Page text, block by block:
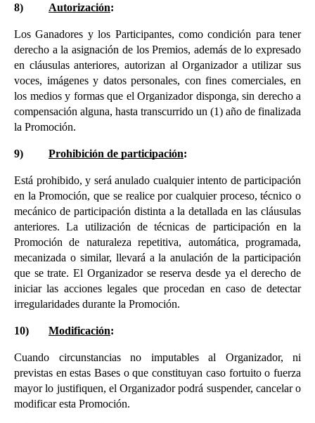
8) Autorización:
Los Ganadores y los Participantes, como condición para tener
derecho a la asignación de los Premios, además de lo expresado
en cláusulas anteriores, autorizan al Organizador a utilizar sus
voces, imágenes y datos personales, con fines comerciales, en
los medios y formas que el Organizador disponga, sin derecho a
compensación alguna, hasta transcurrido un (1) año de finalizada
la Promoción.
9) Prohibición de participación:
Está prohibido, y será anulado cualquier intento de participación
en la Promoción, que se realice por cualquier proceso, técnico o
mecánico de participación distinta a la detallada en las cláusulas
anteriores. La utilización de técnicas de participación en la
Promoción de naturaleza repetitiva, automática, programada,
mecanizada o similar, llevará a la anulación de la participación
que se trate. El Organizador se reserva desde ya el derecho de
iniciar las acciones legales que procedan en caso de detectar
irregularidades durante la Promoción.
10) Modificación:
Cuando circunstancias no imputables al Organizador, ni
previstas en estas Bases o que constituyan caso fortuito o fuerza
mayor lo justifiquen, el Organizador podrá suspender, cancelar o
modificar esta Promoción.